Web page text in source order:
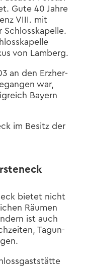
Gute 40 Jahre
VIII. mit
Schloss­ka­pel­le.
von Lam­berg.
an den Erz­her­
war,
Bay­ern
im Be­sitz der
bie­tet nicht
Räu­men
ist auch
Ta­gun­